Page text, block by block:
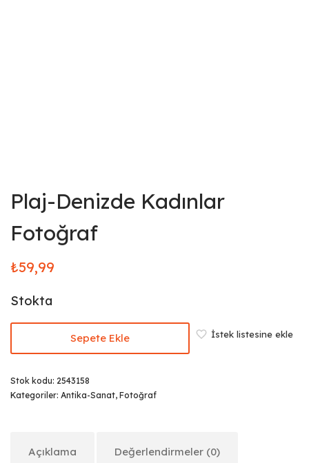
Plaj-Denizde Kadınlar
Fotoğraf
₺59,99
Stokta
Sepete Ekle İstek listesine ekle
Stok kodu: 2543158
Kategoriler: Antika-Sanat, Fotoğraf
Açıklama Değerlendirmeler (0)